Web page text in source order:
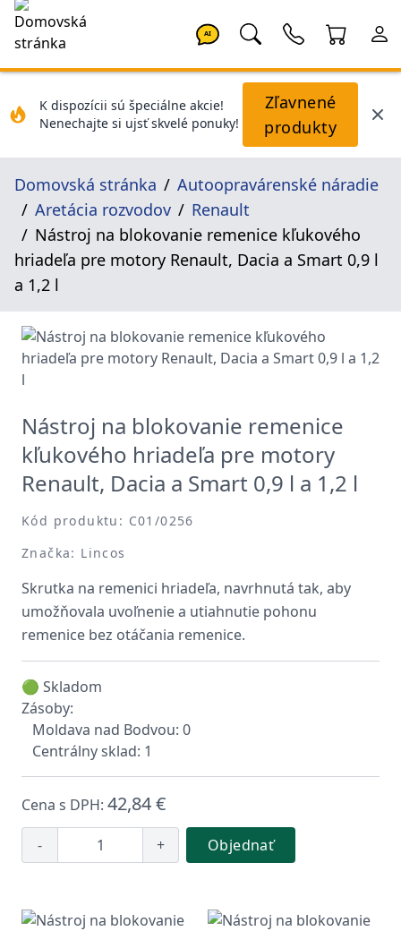
AI
K dispozícii sú špeciálne akcie!
Nenechajte si ujsť skvelé ponuky!
Zľavnené
produkty
Domovská stránka
Autoopravárenské náradie
Aretácia rozvodov
Renault
Nástroj na blokovanie remenice kľukového
hriadeľa pre motory Renault, Dacia a Smart 0,9 l
a 1,2 l
Nástroj na blokovanie remenice
kľukového hriadeľa pre motory
Renault, Dacia a Smart 0,9 l a 1,2 l
Kód produktu: C01/0256
Značka: Lincos
Skrutka na remenici hriadeľa, navrhnutá tak, aby
umožňovala uvoľnenie a utiahnutie pohonu
remenice bez otáčania remenice.
🟢 Skladom
Zásoby:
Moldava nad Bodvou: 0
Centrálny sklad: 1
Cena s DPH: 42,84 €
- + Objednať